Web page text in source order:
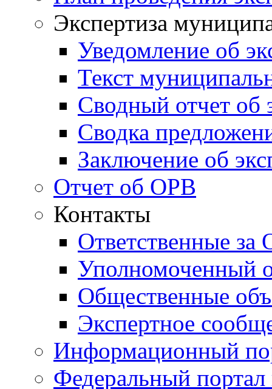
Экспертиза
Уведомление об
Текст
Сводный отчет об
Сводка
Заключение об
Отчет об ОРВ
Контакты
Ответственные
Уполномоченный
Общественные
Экспертное
Информационный
Федеральный